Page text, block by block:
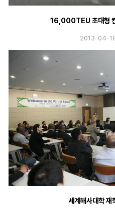
16,000TEU 초대형
2013-04-
세계해사대학 재